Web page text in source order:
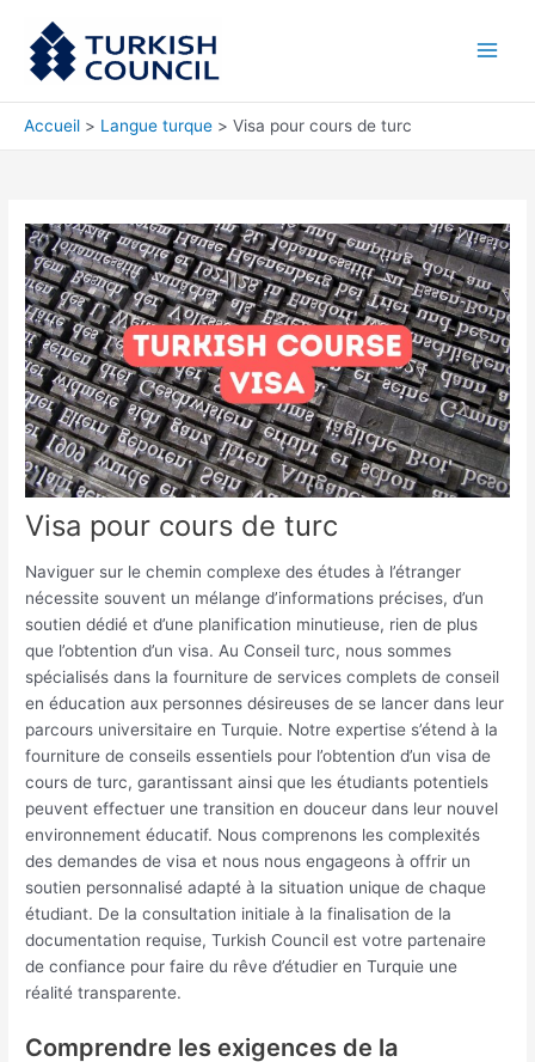
contenu
Accueil Langue turque Visa pour cours de turc
Visa pour cours de turc
Naviguer sur le chemin complexe des études à l’étranger
nécessite souvent un mélange d’informations précises, d’un
soutien dédié et d’une planification minutieuse, rien de plus
que l’obtention d’un visa. Au Conseil turc, nous sommes
spécialisés dans la fourniture de services complets de conseil
en éducation aux personnes désireuses de se lancer dans leur
parcours universitaire en Turquie. Notre expertise s’étend à la
fourniture de conseils essentiels pour l’obtention d’un visa de
cours de turc, garantissant ainsi que les étudiants potentiels
peuvent effectuer une transition en douceur dans leur nouvel
environnement éducatif. Nous comprenons les complexités
des demandes de visa et nous nous engageons à offrir un
soutien personnalisé adapté à la situation unique de chaque
étudiant. De la consultation initiale à la finalisation de la
documentation requise, Turkish Council est votre partenaire
de confiance pour faire du rêve d’étudier en Turquie une
réalité transparente.
Comprendre les exigences de la